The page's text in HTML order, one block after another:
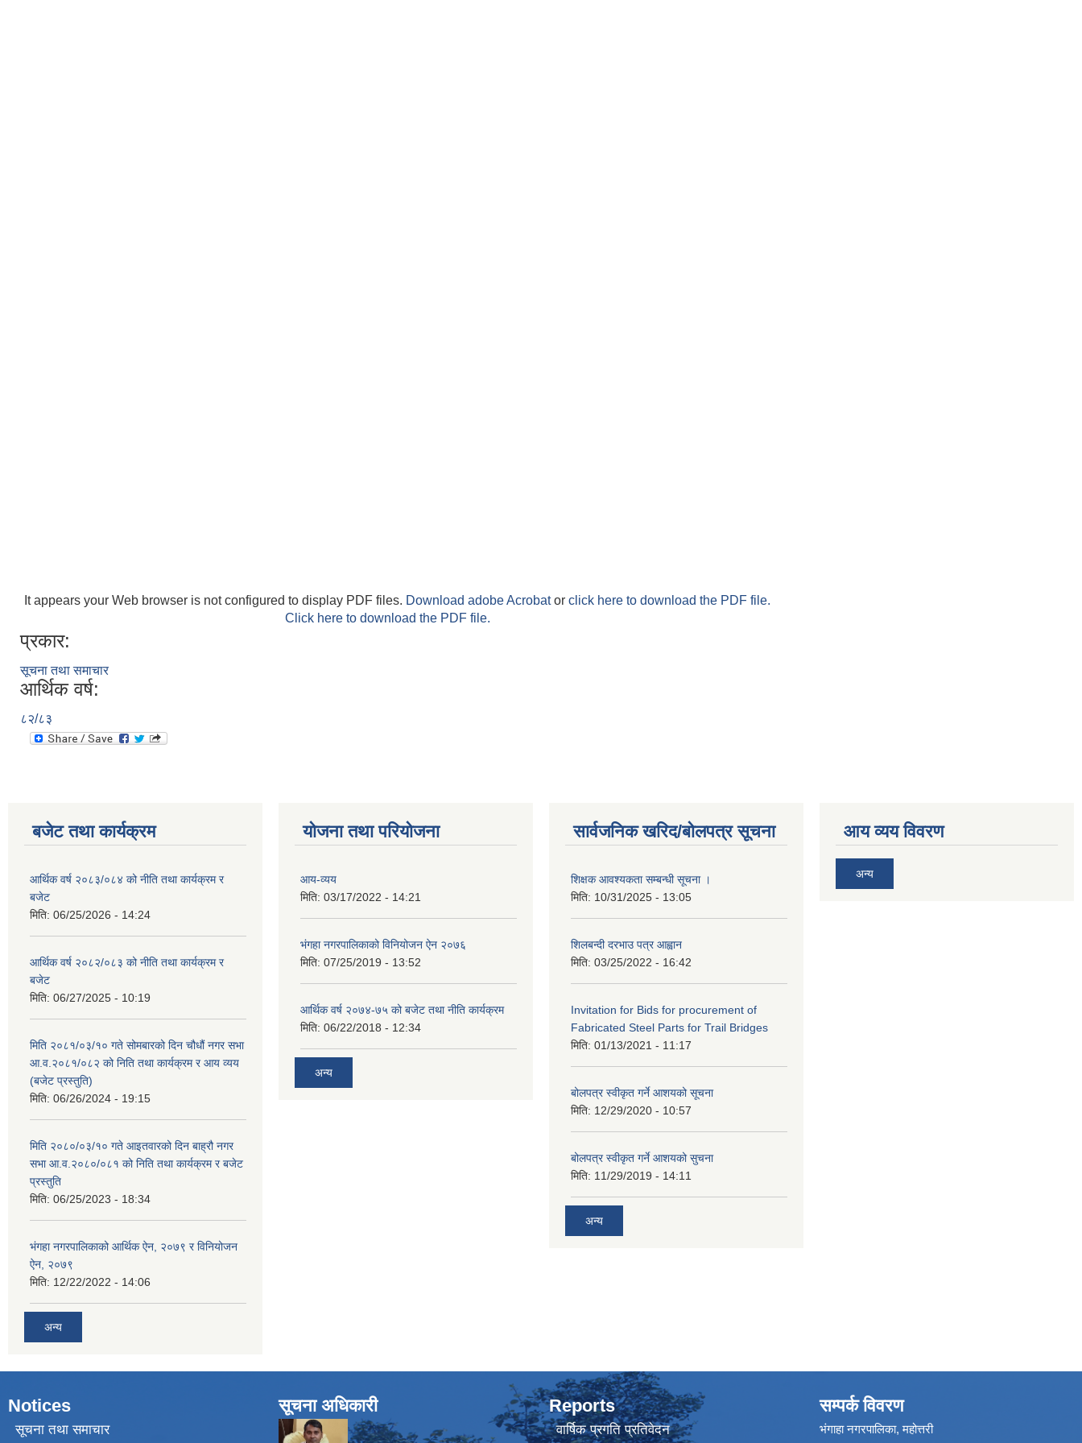
It appears your Web browser is not configured to display PDF files. Download adobe Acrobator click here to download the PDF file.
Click here to download the PDF file.
प्रकार:
सूचना तथा समाचार
आर्थिक वर्ष:
८२/८३
बजेट तथा कार्यक्रम
आर्थिक वर्ष २०८३/०८४ को नीति तथा कार्यक्रम र
बजेट
मिति: 06/25/2026 - 14:24
आर्थिक वर्ष २०८२/०८३ को नीति तथा कार्यक्रम र
बजेट
मिति: 06/27/2025 - 10:19
मिति २०८१/०३/१० गते सोमबारको दिन चौधौं नगर सभा
आ.व.२०८१/०८२ को निति तथा कार्यक्रम र आय व्यय
(बजेट प्रस्तुति)
मिति: 06/26/2024 - 19:15
मिति २०८०/०३/१० गते आइतवारको दिन बाह्रौ नगर
सभा आ.व.२०८०/०८१ को निति तथा कार्यक्रम र बजेट
प्रस्तुति
मिति: 06/25/2023 - 18:34
भंगहा नगरपालिकाको आर्थिक ऐन, २०७९ र विनियोजन
ऐन, २०७९
मिति: 12/22/2022 - 14:06
अन्य
योजना तथा परियोजना
आय-व्यय
मिति: 03/17/2022 - 14:21
भंगहा नगरपालिकाको विनियोजन ऐन २०७६
मिति: 07/25/2019 - 13:52
आर्थिक वर्ष २०७४-७५ को बजेट तथा नीति कार्यक्रम
मिति: 06/22/2018 - 12:34
अन्य
सार्वजनिक खरिद/बोलपत्र सूचना
शिक्षक आवश्यकता सम्बन्धी सूचना ।
मिति: 10/31/2025 - 13:05
शिलबन्दी दरभाउ पत्र आह्वान
मिति: 03/25/2022 - 16:42
Invitation for Bids for procurement of
Fabricated Steel Parts for Trail Bridges
मिति: 01/13/2021 - 11:17
बोलपत्र स्वीकृत गर्ने आशयको सूचना
मिति: 12/29/2020 - 10:57
बोलपत्र स्वीकृत गर्ने आशयको सुचना
मिति: 11/29/2019 - 14:11
अन्य
आय व्यय विवरण
अन्य
Notices
सूचना तथा समाचार
सूचना अधिकारी Reports
वार्षिक प्रगति प्रतिवेदन
सम्पर्क विवरण
भंगाहा नगरपालिका, महोत्तरी